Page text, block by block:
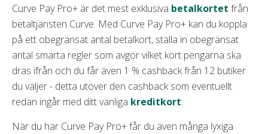
Curve Pay Pro+ är det mest exklusiva betalkortet från
betaltjänsten Curve. Med Curve Pay Pro+ kan du koppla
på ett obegränsat antal betalkort, ställa in obegränsat
antal smarta regler som avgör vilket kort pengarna ska
dras ifrån och du får även 1 % cashback från 12 butiker
du väljer - detta utöver den cashback som eventuellt
redan ingår med ditt vanliga kreditkort.
När du har Curve Pay Pro+ får du även många lyxiga